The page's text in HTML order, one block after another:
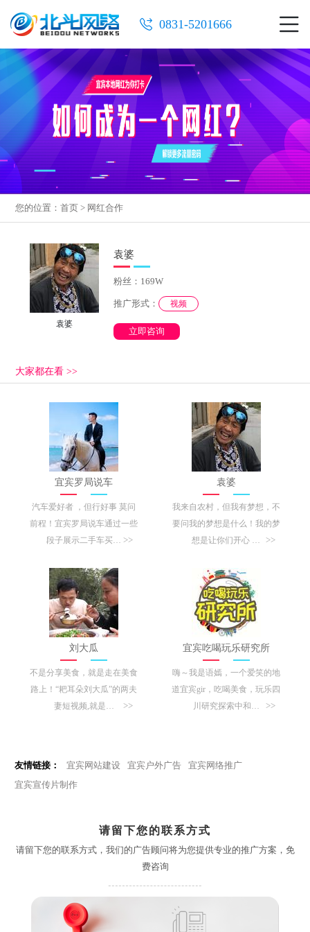
0831-5201666
您的位置：首页 > 网红合作
袁婆
袁婆
粉丝：169W
推广形式： 视频
立即咨询
大家都在看 >>
宜宾罗局说车
汽车爱好者 ，但行好事 莫问
前程！宜宾罗局说车通过一些
段子展示二手车买… >>
袁婆
我来自农村，但我有梦想，不
要问我的梦想是什么！我的梦
想是让你们开心 …
>>
刘大瓜
不是分享美食，就是走在美食
路上！“耙耳朵刘大瓜”的两夫
妻短视频,就是…
>>
宜宾吃喝玩乐研究所
嗨～我是语嫣，一个爱笑的地
道宜宾gir，吃喝美食，玩乐四
川研究探索中和…
>>
友情链接： 宜宾网站建设 宜宾户外广告
宜宾网络推广
宜宾宣传片制作
请留下您的联系方式
请留下您的联系方式，我们的广告顾问将为您提供专业的推广方案，免
费咨询